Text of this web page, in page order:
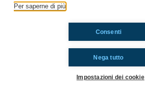
Ti è piaciuto? Condividilo!
Per saperne di più
Nega tutto
Consenti
Impostazioni dei cookie